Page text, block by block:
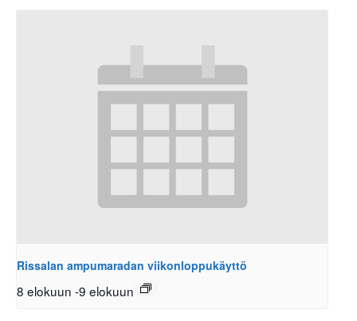
Rissalan ampumaradan viikonloppukäyttö
8 elokuun -9 elokuun